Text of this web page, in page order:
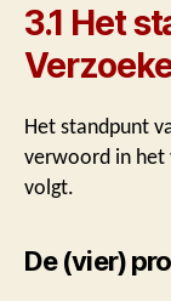
3.1 Het
Het standpunt
verwoord in het
volgt.
De (vier)